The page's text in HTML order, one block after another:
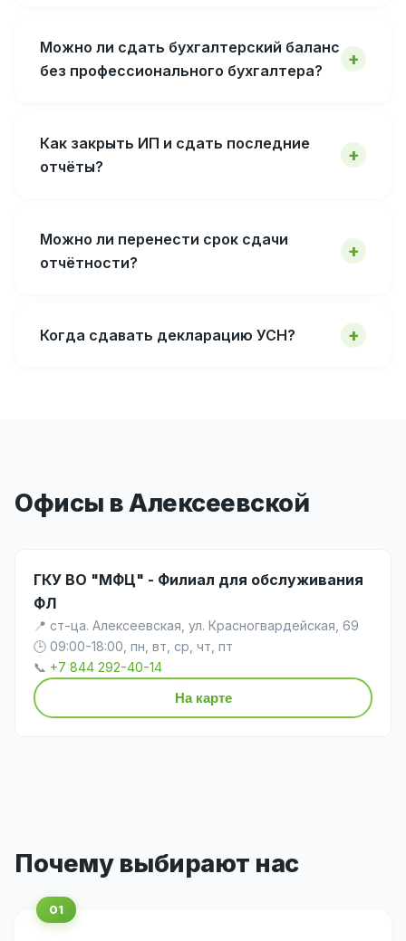
Можно ли сдать бухгалтерский баланс
без профессионального бухгалтера?
Как закрыть ИП и сдать последние
отчёты?
Можно ли перенести срок сдачи
отчётности?
Когда сдавать декларацию УСН?
Офисы в Алексеевской
ГКУ ВО "МФЦ" - Филиал для обслуживания
ФЛ
📍 ст-ца. Алексеевская, ул. Красногвардейская, 69
🕒 09:00-18:00, пн, вт, ср, чт, пт
📞 +7 844 292-40-14
На карте
Почему выбирают нас